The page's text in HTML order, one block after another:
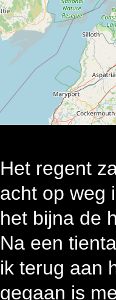
Het regent
acht op weg
het bijna de
Na een
ik terug aan
gegaan is